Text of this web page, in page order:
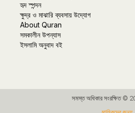
হৃদ স্পন্দন
ক্ষুদ্র ও মাঝারি ব্যবসায় উদ্যোগ
About Quran
সমকালীন উপন্যাস
ইসলামি অনুবাদ বই
সমস্ত অধিকার সংরক্ষিত ©